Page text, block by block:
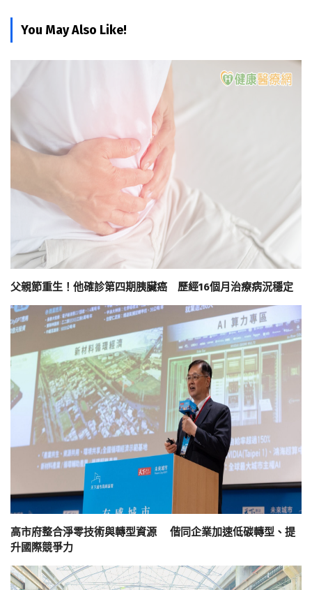
You May Also Like!
父親節重生！他確診第四期胰臟癌 歷經16個月治療病況穩定
高市府整合淨零技術與轉型資源 偕同企業加速低碳轉型、提
升國際競爭力